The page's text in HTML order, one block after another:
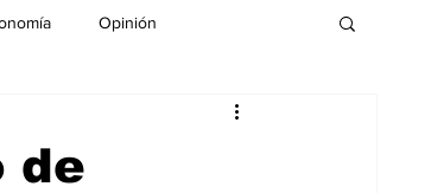
Opinión
Desarrollo
de